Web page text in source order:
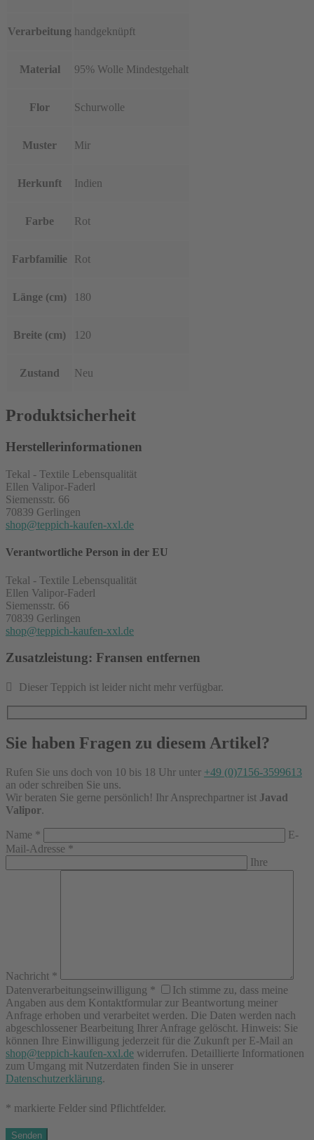
Verarbeitung handgeknüpft
Material 95% Wolle Mindestgehalt
Flor Schurwolle
Muster Mir
Herkunft Indien
Farbe Rot
Farbfamilie Rot
Länge (cm) 180
Breite (cm) 120
Zustand Neu
Produktsicherheit
Herstellerinformationen
Tekal - Textile Lebensqualität
Ellen Valipor-Faderl
Siemensstr. 66
70839 Gerlingen
shop@teppich-kaufen-xxl.de
Verantwortliche Person in der EU
Tekal - Textile Lebensqualität
Ellen Valipor-Faderl
Siemensstr. 66
70839 Gerlingen
shop@teppich-kaufen-xxl.de
Zusatzleistung: Fransen entfernen
Dieser Teppich ist leider nicht mehr verfügbar.
Sie haben Fragen zu diesem Artikel?
Rufen Sie uns doch von 10 bis 18 Uhr unter +49 (0)7156-3599613
an oder schreiben Sie uns.
Wir beraten Sie gerne persönlich! Ihr Ansprechpartner ist Javad
Valipor.
Name *
E-
Mail-Adresse *
Ihre
Nachricht *
Datenverarbeitungseinwilligung *
Ich stimme zu, dass meine
Angaben aus dem Kontaktformular zur Beantwortung meiner
Anfrage erhoben und verarbeitet werden. Die Daten werden nach
abgeschlossener Bearbeitung Ihrer Anfrage gelöscht. Hinweis: Sie
können Ihre Einwilligung jederzeit für die Zukunft per E-Mail an
shop@teppich-kaufen-xxl.de widerrufen. Detaillierte Informationen
zum Umgang mit Nutzerdaten finden Sie in unserer
Datenschutzerklärung.
* markierte Felder sind Pflichtfelder.